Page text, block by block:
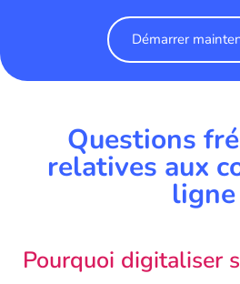
Démarrer
Questions
relatives aux
ligne
Pourquoi digitaliser